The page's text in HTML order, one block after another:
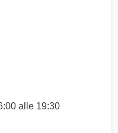
alle 19:30